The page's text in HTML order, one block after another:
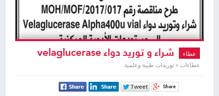
عطاء شراء و توريد دواء velaglucerase
alpha 400u vial
عطاءات » توريدات طبية وعلمية